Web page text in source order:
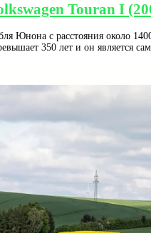
Touran I
Юнона с расстояния около
350 лет и он является